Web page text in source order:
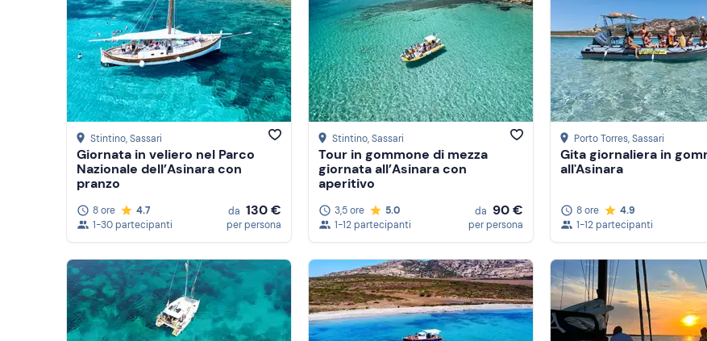
Stintino, Sassari
Giornata in veliero nel Parco
Nazionale dell’Asinara con
pranzo
8 ore
4.7
1-30 partecipanti
da 130 €
per persona
Stintino, Sassari
Tour in gommone di mezza
giornata all’Asinara con
aperitivo
3,5 ore
5.0
1-12 partecipanti
da 90 €
per persona
Porto Torres, Sassari
Gita giornaliera in
all'Asinara
8 ore
4.9
1-12 partecipanti